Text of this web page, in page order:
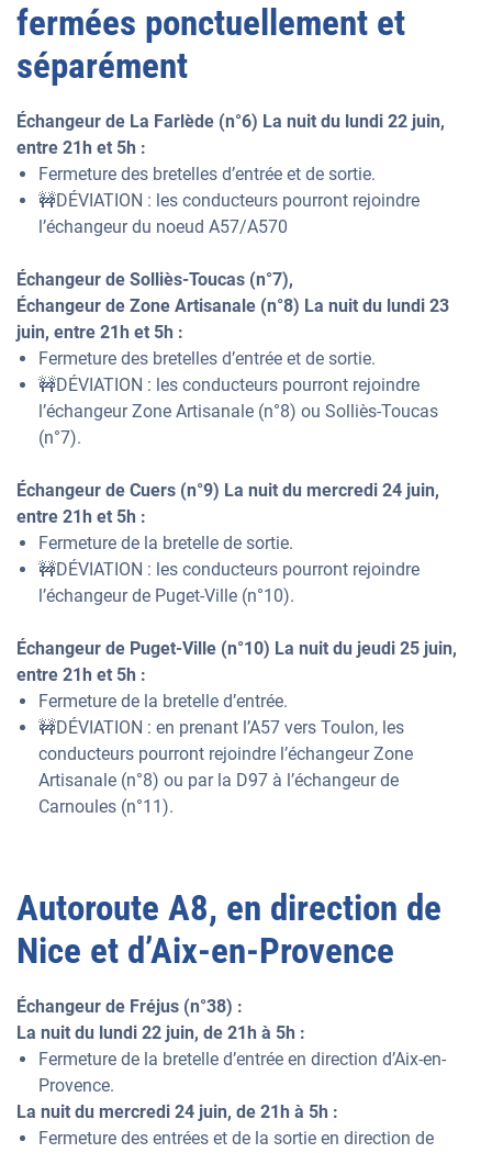
fermées ponctuellement et
séparément
Échangeur de La Farlède (n°6) La nuit du lundi 22 juin,
entre 21h et 5h :
Fermeture des bretelles d’entrée et de sortie.
🚧DÉVIATION : les conducteurs pourront rejoindre
l’échangeur du noeud A57/A570
Échangeur de Solliès-Toucas (n°7),
Échangeur de Zone Artisanale (n°8) La nuit du lundi 23
juin, entre 21h et 5h :
Fermeture des bretelles d’entrée et de sortie.
🚧DÉVIATION : les conducteurs pourront rejoindre
l’échangeur Zone Artisanale (n°8) ou Solliès-Toucas
(n°7).
Échangeur de Cuers (n°9) La nuit du mercredi 24 juin,
entre 21h et 5h :
Fermeture de la bretelle de sortie.
🚧DÉVIATION : les conducteurs pourront rejoindre
l’échangeur de Puget-Ville (n°10).
Échangeur de Puget-Ville (n°10) La nuit du jeudi 25 juin,
entre 21h et 5h :
Fermeture de la bretelle d’entrée.
🚧DÉVIATION : en prenant l’A57 vers Toulon, les
conducteurs pourront rejoindre l’échangeur Zone
Artisanale (n°8) ou par la D97 à l’échangeur de
Carnoules (n°11).
Autoroute A8, en direction de
Nice et d’Aix-en-Provence
Échangeur de Fréjus (n°38) :
La nuit du lundi 22 juin, de 21h à 5h :
Fermeture de la bretelle d’entrée en direction d’Aix-en-
Provence.
La nuit du mercredi 24 juin, de 21h à 5h :
Fermeture des entrées et de la sortie en direction de